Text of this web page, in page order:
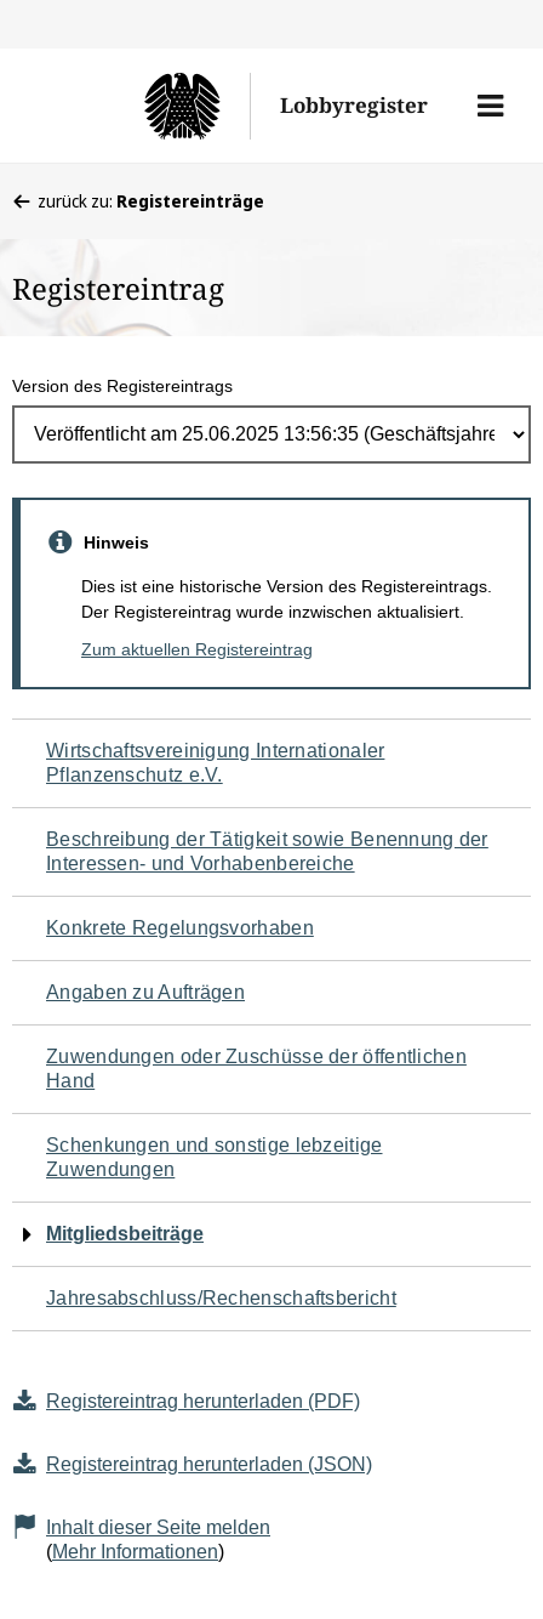
Lobbyregister
Menü
befinden
hier:
zurück zu: Registereinträge
Registereintrag
Version des Registereintrags
Hinweis
Dies ist eine historische Version des Registereintrags.
Der Registereintrag wurde inzwischen aktualisiert.
Zum aktuellen Registereintrag
Navigation
für
den
Seiteninhalt
Wirtschaftsvereinigung Internationaler
Pflanzenschutz e.V.
Beschreibung der Tätigkeit sowie Benennung der
Interessen- und Vorhabenbereiche
Konkrete Regelungsvorhaben
Angaben zu Aufträgen
Zuwendungen oder Zuschüsse der öffentlichen
Hand
Schenkungen und sonstige lebzeitige
Zuwendungen
Mitgliedsbeiträge
Jahresabschluss/Rechenschaftsbericht
Registereintrag herunterladen (PDF)
Registereintrag herunterladen (JSON)
Inhalt dieser Seite melden
(Mehr Informationen)